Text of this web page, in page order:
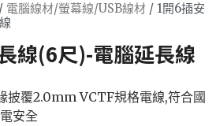
/ 電腦線材/螢幕線/USB線材 / 1開6插安
線(6尺)-電腦延長線
披覆2.0mm VCTF規格電線,符合國
安全